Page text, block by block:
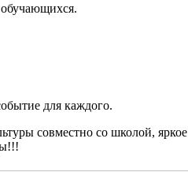
для каждого.
совместно со школой, яркое